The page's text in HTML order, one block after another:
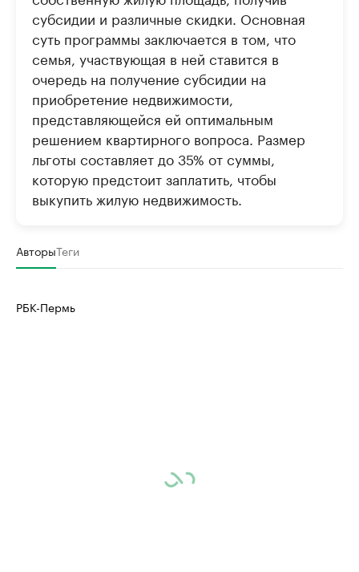
субсидии и различные скидки. Основная
суть программы заключается в том, что
семья, участвующая в ней ставится в
очередь на получение субсидии на
приобретение недвижимости,
представляющейся ей оптимальным
решением квартирного вопроса. Размер
льготы составляет до 35% от суммы,
которую предстоит заплатить, чтобы
выкупить жилую недвижимость.
АвторыТеги
РБК-Пермь